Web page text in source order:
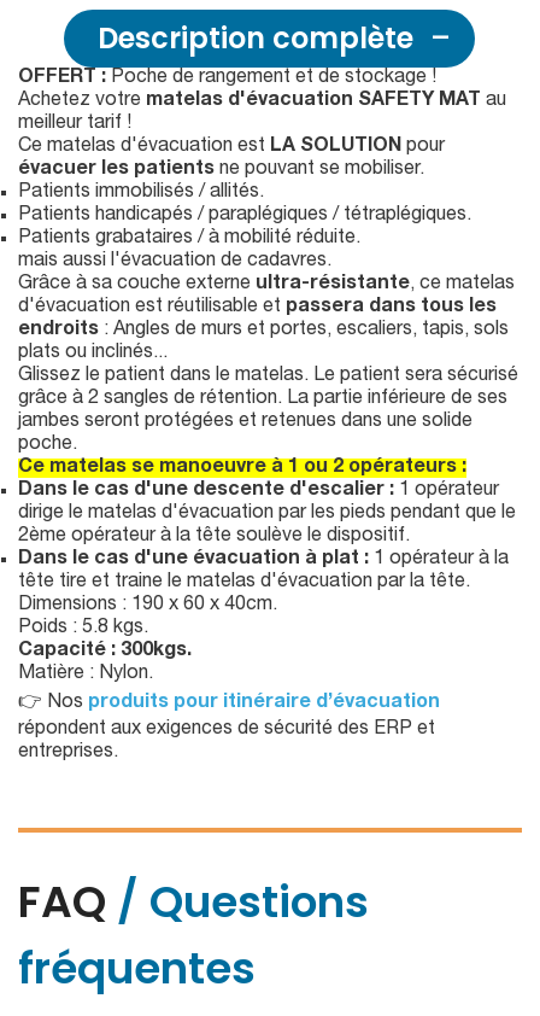
Description complète
OFFERT : Poche de rangement et de stockage !
Achetez votre matelas d'évacuation SAFETY MAT au
meilleur tarif !
Ce matelas d'évacuation est LA SOLUTION pour
évacuer les patients ne pouvant se mobiliser.
Patients immobilisés / allités.
Patients handicapés / paraplégiques / tétraplégiques.
Patients grabataires / à mobilité réduite.
mais aussi l'évacuation de cadavres.
Grâce à sa couche externe ultra-résistante, ce matelas
d'évacuation est réutilisable et passera dans tous les
endroits : Angles de murs et portes, escaliers, tapis, sols
plats ou inclinés...
Glissez le patient dans le matelas. Le patient sera sécurisé
grâce à 2 sangles de rétention. La partie inférieure de ses
jambes seront protégées et retenues dans une solide
poche.
Ce matelas se manoeuvre à 1 ou 2 opérateurs :
Dans le cas d'une descente d'escalier : 1 opérateur
dirige le matelas d'évacuation par les pieds pendant que le
2ème opérateur à la tête soulève le dispositif.
Dans le cas d'une évacuation à plat : 1 opérateur à la
tête tire et traine le matelas d'évacuation par la tête.
Dimensions : 190 x 60 x 40cm.
Poids : 5.8 kgs.
Capacité : 300kgs.
Matière : Nylon.
👉 Nos produits pour itinéraire d’évacuation
répondent aux exigences de sécurité des ERP et
entreprises.
FAQ / Questions
fréquentes